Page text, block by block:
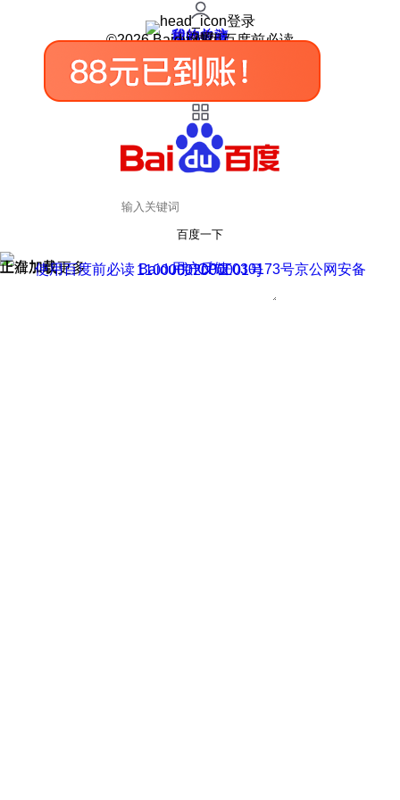
登录
我的关注
我的收藏
皮肤中心
用户反馈
设置
©2026 Baidu 使用百度前必读
百度一下
正在加载
上滑加载更多 用户反馈
使用百度前必读 Baidu 京ICP证030173号
京公网安备11000002000001号